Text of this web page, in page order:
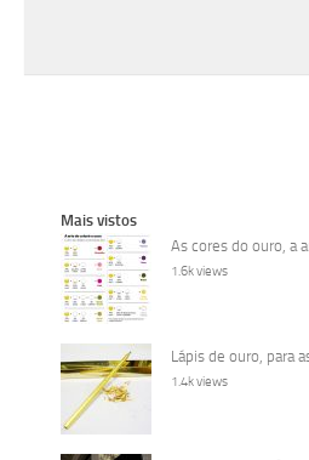
Mais vistos
As cores do ouro, a
1.6k views
Lápis de ouro, para
1.4k views